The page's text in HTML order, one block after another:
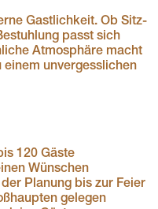
Gastlichkeit. Ob Sitz-
passt sich
Atmosphäre macht
einem unvergesslichen
120 Gäste
Wünschen
Planung bis zur Feier
gelegen